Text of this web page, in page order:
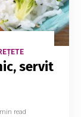
servit
read